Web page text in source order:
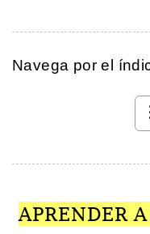
Navega por el
APRENDER